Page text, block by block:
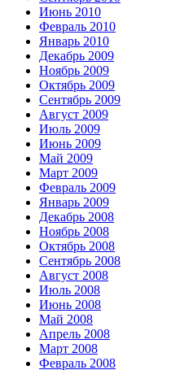
Июнь 2010
Февраль 2010
Январь 2010
Декабрь 2009
Ноябрь 2009
Октябрь 2009
Сентябрь 2009
Август 2009
Июль 2009
Июнь 2009
Май 2009
Март 2009
Февраль 2009
Январь 2009
Декабрь 2008
Ноябрь 2008
Октябрь 2008
Сентябрь 2008
Август 2008
Июль 2008
Июнь 2008
Май 2008
Апрель 2008
Март 2008
Февраль 2008